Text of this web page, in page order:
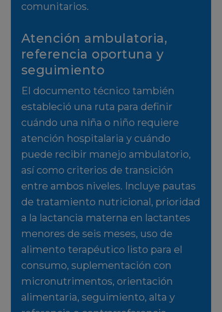
comunitarios.
Atención ambulatoria,
referencia oportuna y
seguimiento
El documento técnico también
estableció una ruta para definir
cuándo una niña o niño requiere
atención hospitalaria y cuándo
puede recibir manejo ambulatorio,
así como criterios de transición
entre ambos niveles. Incluye pautas
de tratamiento nutricional, prioridad
a la lactancia materna en lactantes
menores de seis meses, uso de
alimento terapéutico listo para el
consumo, suplementación con
micronutrimentos, orientación
alimentaria, seguimiento, alta y